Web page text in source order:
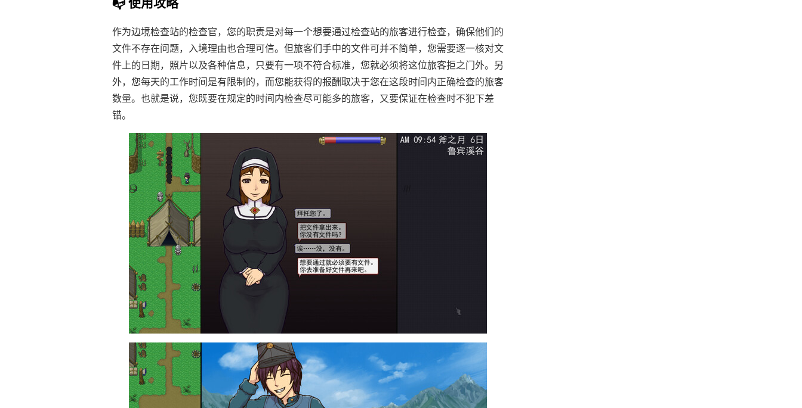
📭 使用攻略
作为边境检查站的检查官，您的职责是对每一个想要通过检查站的旅客进行检查，确保他们的
文件不存在问题，入境理由也合理可信。但旅客们手中的文件可并不简单，您需要逐一核对文
件上的日期，照片以及各种信息，只要有一项不符合标准，您就必须将这位旅客拒之门外。另
外，您每天的工作时间是有限制的，而您能获得的报酬取决于您在这段时间内正确检查的旅客
数量。也就是说，您既要在规定的时间内检查尽可能多的旅客，又要保证在检查时不犯下差
错。